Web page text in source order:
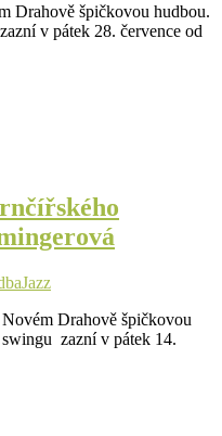
Drahově špičkovou hudbou.
v pátek 28. července od
Jazz
Drahově špičkovou
zazní v pátek 14.